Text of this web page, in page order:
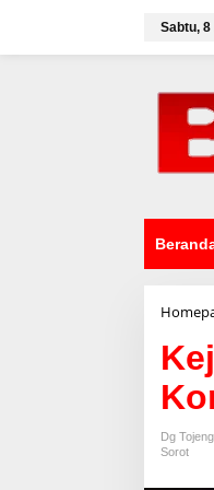
Sabtu,
Dg Tojeng
Sorot